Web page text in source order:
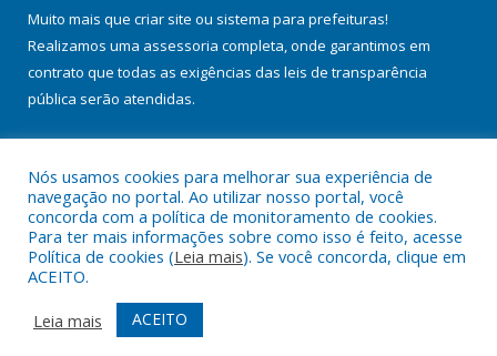
Muito mais que criar site ou sistema para prefeituras!
Realizamos uma assessoria completa, onde garantimos em
contrato que todas as exigências das leis de transparência
pública serão atendidas.
Todos os direitos reservados a Prefeitura Municipal de Baião.
Mapa do Site
Acessar Área Administrativa
Acessar Webmail
Nós usamos cookies para melhorar sua experiência de
navegação no portal. Ao utilizar nosso portal, você
concorda com a política de monitoramento de cookies.
Para ter mais informações sobre como isso é feito, acesse
Política de cookies (Leia mais). Se você concorda, clique em
ACEITO.
Leia mais
ACEITO